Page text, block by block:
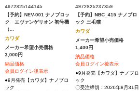
4972825144145
【予約】NEV-001 ナノブロッ
ク エヴァンゲリオン 初号機
（...
カワダ
メーカー希望小売価格
3,000円
納品価格
会員ログイン後表示
●9月発売【カワダ】ナノブロ
ック
4972825237359
【予約】NBC_415 ナノブロ
ック 三毛猫
カワダ
メーカー希望小売価格
1,400円
納品価格
会員ログイン後表示
●9月発売【カワダ】ナノブロ
ック
〇受注締切：2026年8月31日